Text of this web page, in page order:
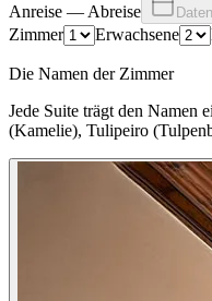
Anreise — Abreise
Zimmer Erwachsene
Die Namen der Zimmer
Jede Suite trägt den Namen
(Kamelie), Tulipeiro